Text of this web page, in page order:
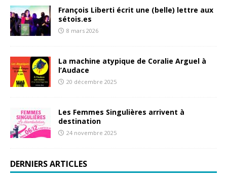
François Liberti écrit une (belle) lettre aux
sétois.es
8 mars 2026
La machine atypique de Coralie Arguel à
l’Audace
20 décembre 2025
Les Femmes Singulières arrivent à
destination
24 novembre 2025
DERNIERS ARTICLES